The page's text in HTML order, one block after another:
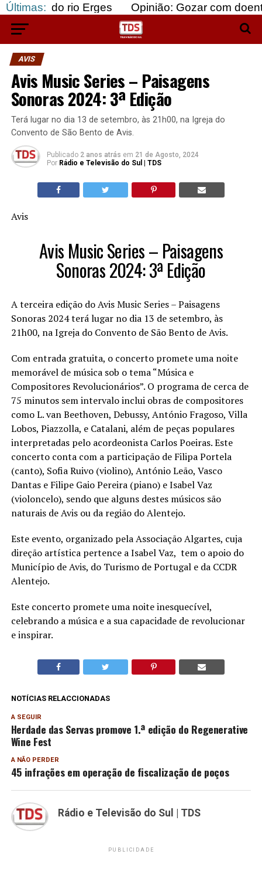
Últimas:
rio Erges Opinião: Gozar com doentes e
AVIS
Avis Music Series – Paisagens
Sonoras 2024: 3ª Edição
Terá lugar no dia 13 de setembro, às 21h00, na Igreja do
Convento de São Bento de Avis.
Publicado 2 anos atrás em 21 de Agosto, 2024
Por Rádio e Televisão do Sul | TDS
Avis
Avis Music Series – Paisagens
Sonoras 2024: 3ª Edição
A terceira edição do Avis Music Series – Paisagens
Sonoras 2024 terá lugar no dia 13 de setembro, às
21h00, na Igreja do Convento de São Bento de Avis.
Com entrada gratuita, o concerto promete uma noite
memorável de música sob o tema “Música e
Compositores Revolucionários”. O programa de cerca de
75 minutos sem intervalo inclui obras de compositores
como L. van Beethoven, Debussy, António Fragoso, Villa
Lobos, Piazzolla, e Catalani, além de peças populares
interpretadas pelo acordeonista Carlos Poeiras. Este
concerto conta com a participação de Filipa Portela
(canto), Sofia Ruivo (violino), António Leão, Vasco
Dantas e Filipe Gaio Pereira (piano) e Isabel Vaz
(violoncelo), sendo que alguns destes músicos são
naturais de Avis ou da região do Alentejo.
Este evento, organizado pela Associação Algartes, cuja
direção artística pertence a Isabel Vaz, tem o apoio do
Município de Avis, do Turismo de Portugal e da CCDR
Alentejo.
Este concerto promete uma noite inesquecível,
celebrando a música e a sua capacidade de revolucionar
e inspirar.
NOTÍCIAS RELACCIONADAS
A SEGUIR
Herdade das Servas promove 1.ª edição do Regenerative
Wine Fest
A NÃO PERDER
45 infrações em operação de fiscalização de poços
Rádio e Televisão do Sul | TDS
PUBLICIDADE